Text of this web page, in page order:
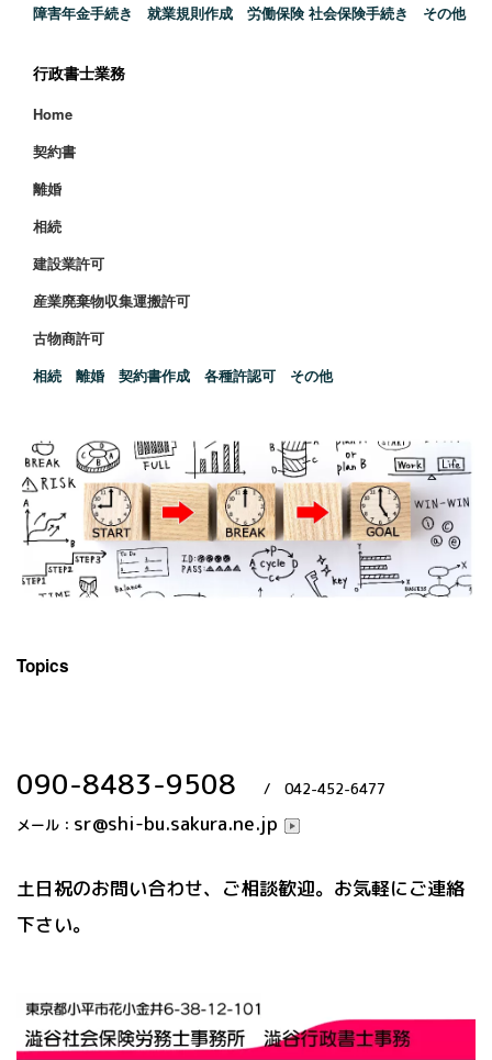
障害年金手続き 就業規則作成 労働保険 社会保険手続き その他
行政書士業務
Home
契約書
離婚
相続
建設業許可
産業廃棄物収集運搬許可
古物商許可
相続 離婚 契約書作成 各種許認可 その他
Topics
090-8483-9508
/ 042-452-6477
メール： sr@shi-bu.sakura.ne.jp
土日祝のお問い合わせ、ご相談歓迎。お気軽にご連絡
下さい。